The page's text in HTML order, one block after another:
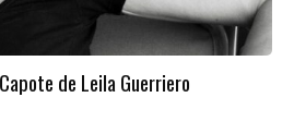
de Leila Guerriero